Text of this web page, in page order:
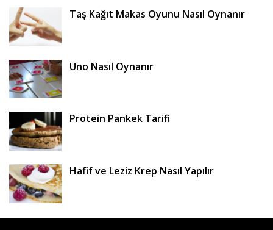
Taş Kağıt Makas Oyunu Nasıl Oynanır
Uno Nasıl Oynanır
Protein Pankek Tarifi
Hafif ve Leziz Krep Nasıl Yapılır